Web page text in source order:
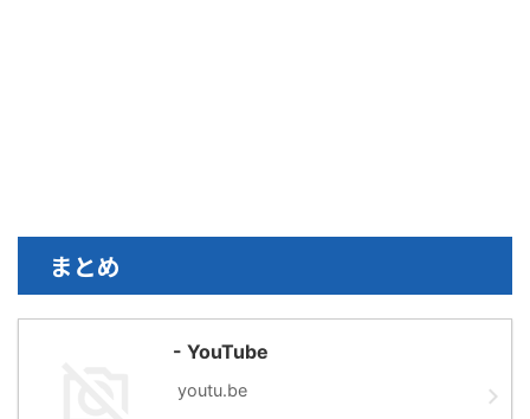
まとめ
- YouTube
youtu.be